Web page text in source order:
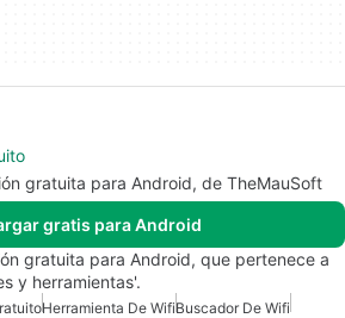
gratuita para Android, de TheMauSoft
gratis para Android
gratuita para Android, que pertenece a
y herramientas'.
Herramienta De WifiBuscador De Wifi